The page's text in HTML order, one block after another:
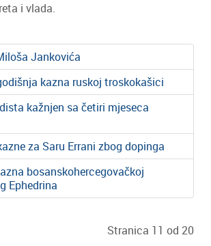
i vlada.
Jankovića
kazna ruskoj troskokašici
kažnjen sa četiri mjeseca
za Saru Errani zbog dopinga
bosanskohercegovačkoj
Ephedrina
Stranica 11 od 20